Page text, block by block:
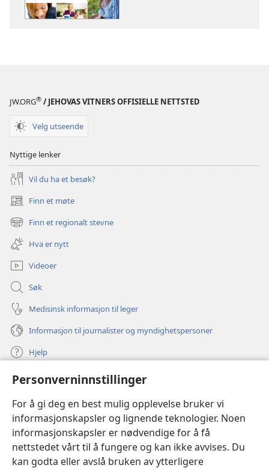
Personverninnstillinger
For å gi deg en best mulig opplevelse bruker vi
informasjonskapsler og lignende teknologier. Noen
informasjonskapsler er nødvendige for å få
nettstedet vårt til å fungere og kan ikke avvises. Du
kan godta eller avslå bruken av ytterligere
JW.ORG® / JEHOVAS VITNERS OFFISIELLE NETTSTED
Velg utseende
Nyttige lenker
Vil du ha et besøk?
Finn et møte
(åpner
nytt
vindu)
Finn et regionalt stevne
(åpner
nytt
vindu)
Hva er nytt
Videoer
Søk
Medisinsk informasjon til leger
Informasjon til journalister og myndighetspersoner
Hjelp
Bidrag
(åpner
nytt
vindu)Watchtower ONLINE LIBRARY™
(åpner
nytt
vindu)JW Hub
(åpner
nytt
®